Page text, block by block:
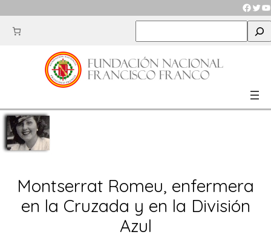
al
contenido
e
r
c
Montserrat Romeu, enfermera
en la Cruzada y en la División
Azul